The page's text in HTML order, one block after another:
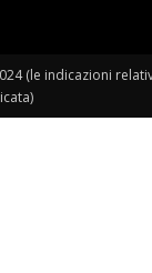
(le indicazioni